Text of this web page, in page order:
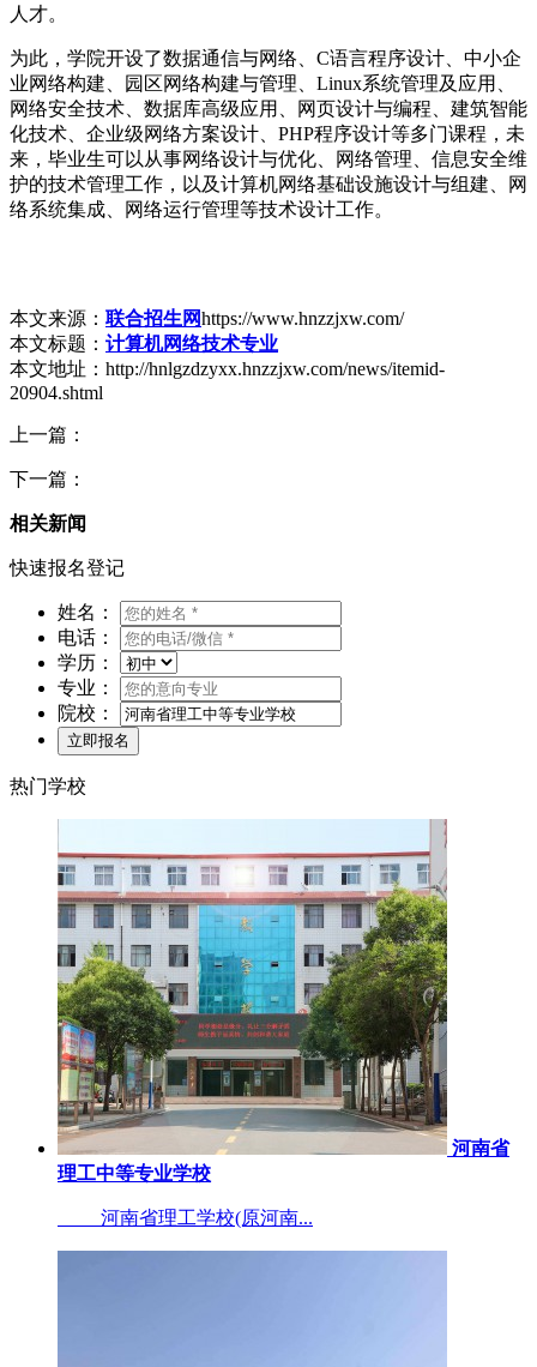
人才。
为此，学院开设了数据通信与网络、C语言程序设计、中小企
业网络构建、园区网络构建与管理、Linux系统管理及应用、
网络安全技术、数据库高级应用、网页设计与编程、建筑智能
化技术、企业级网络方案设计、PHP程序设计等多门课程，未
来，毕业生可以从事网络设计与优化、网络管理、信息安全维
护的技术管理工作，以及计算机网络基础设施设计与组建、网
络系统集成、网络运行管理等技术设计工作。
本文来源： 联合招生网https://www.hnzzjxw.com/
本文标题： 计算机网络技术专业
本文地址：http://hnlgzdzyxx.hnzzjxw.com/news/itemid-
20904.shtml
上一篇：
下一篇：
相关新闻
快速报名登记
姓名：
电话：
学历：
专业：
院校：
热门学校
河南省
理工中等专业学校
河南省理工学校(原河南...